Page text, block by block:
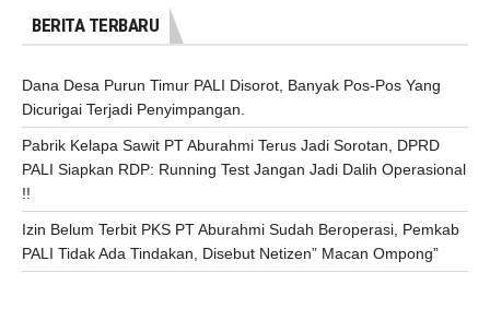
BERITA TERBARU
Dana Desa Purun Timur PALI Disorot, Banyak Pos-Pos Yang
Dicurigai Terjadi Penyimpangan.
Pabrik Kelapa Sawit PT Aburahmi Terus Jadi Sorotan, DPRD
PALI Siapkan RDP: Running Test Jangan Jadi Dalih Operasional
!!
Izin Belum Terbit PKS PT Aburahmi Sudah Beroperasi, Pemkab
PALI Tidak Ada Tindakan, Disebut Netizen” Macan Ompong”